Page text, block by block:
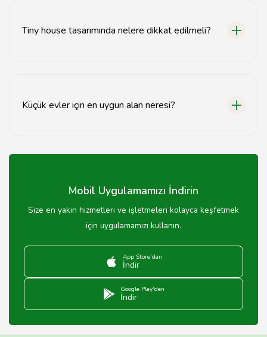
Tiny house tasarımında nelere dikkat edilmeli?
Küçük evler için en uygun alan neresi?
bölgeler en uygun yerlerdir.
Mobil Uygulamamızı İndirin
Size en yakın hizmetleri ve işletmeleri kolayca keşfetmek
için uygulamamızı kullanın.
App Store'dan
İndir
Google Play'den
İndir